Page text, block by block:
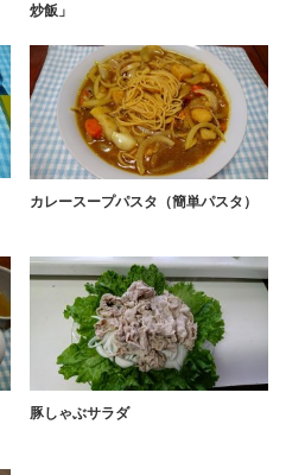
炒飯」
カレースープパスタ（簡単パスタ）
豚しゃぶサラダ